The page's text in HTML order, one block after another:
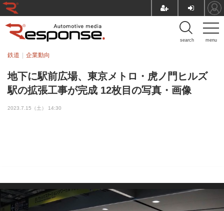
menu
search
地下に駅前広場、東京メトロ・虎ノ門ヒルズ
駅の拡張工事が完成 12枚目の写真・画像
鉄道 企業動向
2023.7.15（土） 14:30